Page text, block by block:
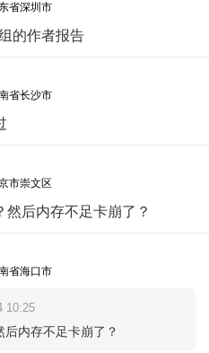
省深圳市
的作者报告
省长沙市
市崇文区
后内存不足卡崩了？
省海口市
10:25
内存不足卡崩了？